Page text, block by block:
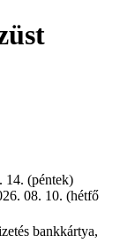
14. (péntek)
08. 10. (hétfő
bankkártya,